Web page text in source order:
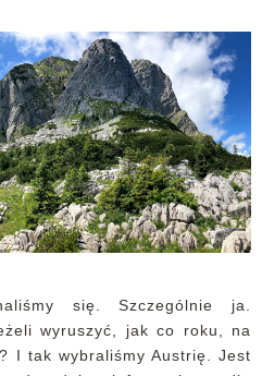
się. Szczególnie ja.
wyruszyć, jak co roku, na
I tak wybraliśmy Austrię. Jest